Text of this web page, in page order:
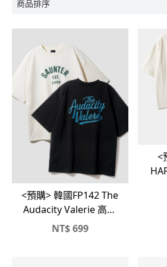
<預購> 韓國FP142 The
Audacity Valerie 高磅
短T
NT$699
<